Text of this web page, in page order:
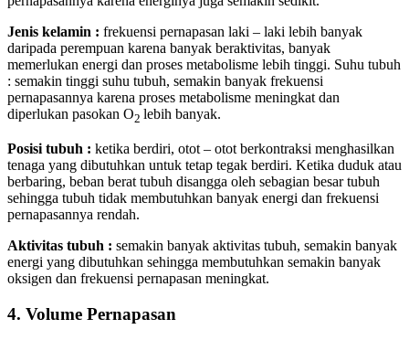
Jenis kelamin : frekuensi pernapasan laki – laki lebih banyak
daripada perempuan karena banyak beraktivitas, banyak
memerlukan energi dan proses metabolisme lebih tinggi. Suhu tubuh
: semakin tinggi suhu tubuh, semakin banyak frekuensi
pernapasannya karena proses metabolisme meningkat dan
diperlukan pasokan O2 lebih banyak.
Posisi tubuh : ketika berdiri, otot – otot berkontraksi menghasilkan
tenaga yang dibutuhkan untuk tetap tegak berdiri. Ketika duduk atau
berbaring, beban berat tubuh disangga oleh sebagian besar tubuh
sehingga tubuh tidak membutuhkan banyak energi dan frekuensi
pernapasannya rendah.
Aktivitas tubuh : semakin banyak aktivitas tubuh, semakin banyak
energi yang dibutuhkan sehingga membutuhkan semakin banyak
oksigen dan frekuensi pernapasan meningkat.
4. Volume Pernapasan